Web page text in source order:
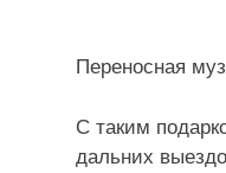
Переносная
С таким
дальних